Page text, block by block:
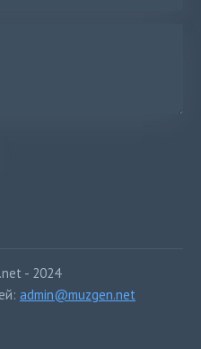
- 2024
admin@muzgen.net